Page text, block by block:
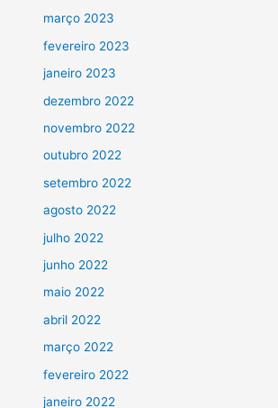
março 2023
fevereiro 2023
janeiro 2023
dezembro 2022
novembro 2022
outubro 2022
setembro 2022
agosto 2022
julho 2022
junho 2022
maio 2022
abril 2022
março 2022
fevereiro 2022
janeiro 2022